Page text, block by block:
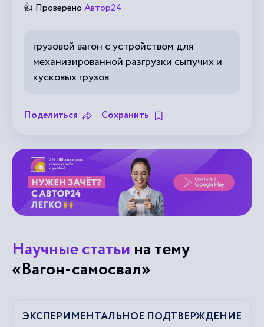
👍 Проверено Автор24
грузовой вагон с устройством для
механизированной разгрузки сыпучих и
кусковых грузов.
Поделиться Сохранить
Научные статьи на тему
«Вагон-самосвал»
ЭКСПЕРИМЕНТАЛЬНОЕ ПОДТВЕРЖДЕНИЕ